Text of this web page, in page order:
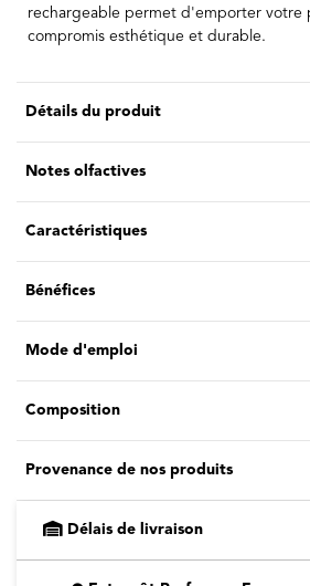
rechargeable permet d'emporter votre
compromis esthétique et durable.
Détails du produit
Notes olfactives
Caractéristiques
Bénéfices
Mode d'emploi
Composition
Provenance de nos produits
Délais de livraison